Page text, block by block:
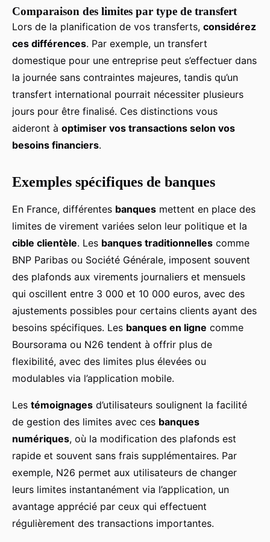
Comparaison des limites par type de transfert
Lors de la planification de vos transferts, considérez
ces différences. Par exemple, un transfert
domestique pour une entreprise peut s’effectuer dans
la journée sans contraintes majeures, tandis qu’un
transfert international pourrait nécessiter plusieurs
jours pour être finalisé. Ces distinctions vous
aideront à optimiser vos transactions selon vos
besoins financiers.
Exemples spécifiques de banques
En France, différentes banques mettent en place des
limites de virement variées selon leur politique et la
cible clientèle. Les banques traditionnelles comme
BNP Paribas ou Société Générale, imposent souvent
des plafonds aux virements journaliers et mensuels
qui oscillent entre 3 000 et 10 000 euros, avec des
ajustements possibles pour certains clients ayant des
besoins spécifiques. Les banques en ligne comme
Boursorama ou N26 tendent à offrir plus de
flexibilité, avec des limites plus élevées ou
modulables via l’application mobile.
Les témoignages d’utilisateurs soulignent la facilité
de gestion des limites avec ces banques
numériques, où la modification des plafonds est
rapide et souvent sans frais supplémentaires. Par
exemple, N26 permet aux utilisateurs de changer
leurs limites instantanément via l’application, un
avantage apprécié par ceux qui effectuent
régulièrement des transactions importantes.